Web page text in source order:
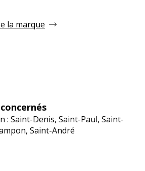
la marque
: Saint-Denis, Saint-Paul, Saint-
Saint-André